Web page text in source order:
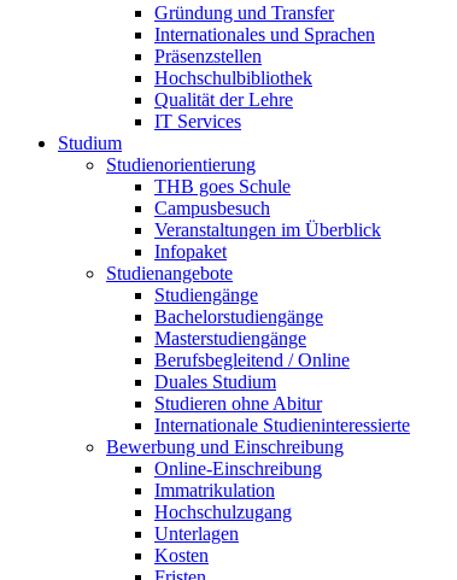
Gründung und Transfer
Internationales und Sprachen
Präsenzstellen
Hochschulbibliothek
Qualität der Lehre
IT Services
Studium
Studienorientierung
THB goes Schule
Campusbesuch
Veranstaltungen im Überblick
Infopaket
Studienangebote
Studiengänge
Bachelorstudiengänge
Masterstudiengänge
Berufsbegleitend / Online
Duales Studium
Studieren ohne Abitur
Internationale Studieninteressierte
Bewerbung und Einschreibung
Online-Einschreibung
Immatrikulation
Hochschulzugang
Unterlagen
Kosten